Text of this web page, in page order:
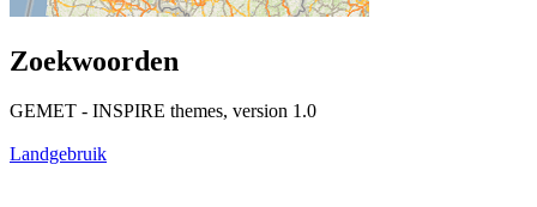
Zoekwoorden
GEMET - INSPIRE themes, version 1.0
Landgebruik